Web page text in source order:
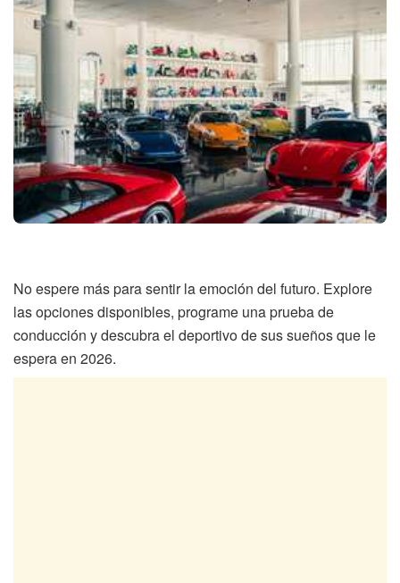
No espere más para sentir la emoción del futuro. Explore
las opciones disponibles, programe una prueba de
conducción y descubra el deportivo de sus sueños que le
espera en 2026.